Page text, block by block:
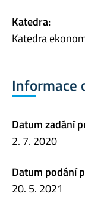
Katedra:
Katedra
Informace
Datum zadání
2. 7. 2020
Datum podání
20. 5. 2021